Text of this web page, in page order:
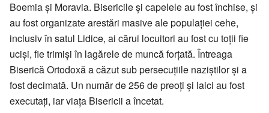
Boemia și Moravia. Bisericile și capelele au fost închise, și
au fost organizate arestări masive ale populației cehe,
inclusiv în satul Lidice, ai cărui locuitori au fost cu toții fie
uciși, fie trimiși în lagărele de muncă forțată. Întreaga
Biserică Ortodoxă a căzut sub persecuțiile naziștilor și a
fost decimată. Un număr de 256 de preoți și laici au fost
executați, iar viața Bisericii a încetat.